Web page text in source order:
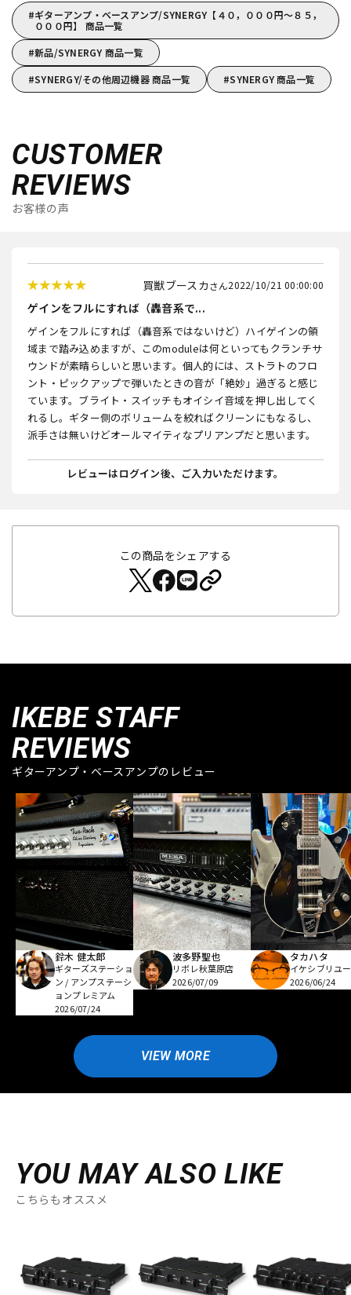
ギターアンプ・ベースアンプ/SYNERGY【４０，０００円～８５，
０００円】 商品一覧
新品/SYNERGY 商品一覧
SYNERGY/その他周辺機器 商品一覧
SYNERGY 商品一覧
CUSTOMER
REVIEWS
お客様の声
買獣ブースカ 2022/10/21 00:00:00
ゲインをフルにすれば（轟音系で...
ゲインをフルにすれば（轟音系ではないけど）ハイゲインの領
域まで踏み込めますが、このmoduleは何といってもクランチサ
ウンドが素晴らしいと思います。個人的には、ストラトのフロ
ント・ピックアップで弾いたときの音が「絶妙」過ぎると感じ
ています。ブライト・スイッチもオイシイ音域を押し出してく
れるし。ギター側のボリュームを絞ればクリーンにもなるし、
派手さは無いけどオールマイティなプリアンプだと思います。
レビューはログイン後、ご入力いただけます。
この商品をシェアする
IKEBE STAFF
REVIEWS
ギターアンプ・ベースアンプのレビュー
鈴木 健太郎
ギターズステーショ
ン / アンプステーシ
ョンプレミアム
2026/07/24
波多野聖也
リボレ秋葉原店
2026/07/09
タカハタ
イケシブリユ
2026/06/24
VIEW MORE
YOU MAY ALSO LIKE
こちらもオススメ